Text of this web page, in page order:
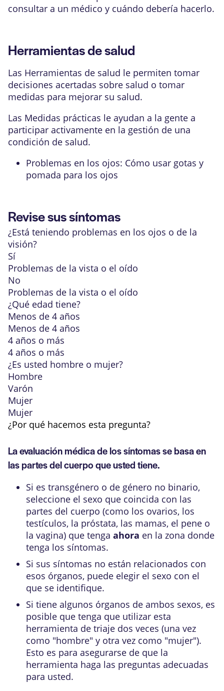
consultar a un médico y cuándo debería hacerlo.
Herramientas de salud
Las Herramientas de salud le permiten tomar
decisiones acertadas sobre salud o tomar
medidas para mejorar su salud.
Las Medidas prácticas le ayudan a la gente a
participar activamente en la gestión de una
condición de salud.
Problemas en los ojos: Cómo usar gotas y
pomada para los ojos
Revise sus síntomas
¿Está teniendo problemas en los ojos o de la
visión?
Sí
Problemas de la vista o el oído
No
Problemas de la vista o el oído
¿Qué edad tiene?
Menos de 4 años
Menos de 4 años
4 años o más
4 años o más
¿Es usted hombre o mujer?
Hombre
Varón
Mujer
Mujer
¿Por qué hacemos esta pregunta?
La evaluación médica de los síntomas se basa en
las partes del cuerpo que usted tiene.
Si es transgénero o de género no binario,
seleccione el sexo que coincida con las
partes del cuerpo (como los ovarios, los
testículos, la próstata, las mamas, el pene o
la vagina) que tenga ahora en la zona donde
tenga los síntomas.
Si sus síntomas no están relacionados con
esos órganos, puede elegir el sexo con el
que se identifique.
Si tiene algunos órganos de ambos sexos, es
posible que tenga que utilizar esta
herramienta de triaje dos veces (una vez
como "hombre" y otra vez como "mujer").
Esto es para asegurarse de que la
herramienta haga las preguntas adecuadas
para usted.